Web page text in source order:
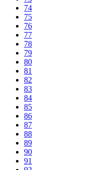
74
75
76
77
78
79
80
81
82
83
84
85
86
87
88
89
90
91